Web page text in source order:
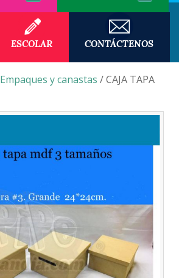
ESCOLAR CONTÁCTENOS
Empaques y canastas / CAJA TAPA